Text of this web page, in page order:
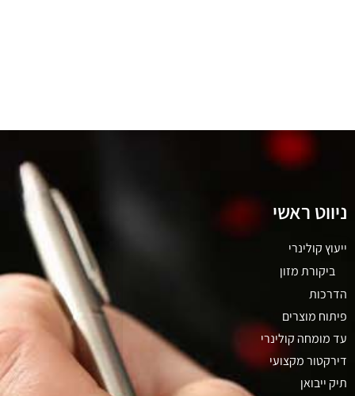
ניווט ראשי
ייעוץ קולינרי
ביקורת מזון
הדרכות
פיתוח מוצרים
עד מומחה קולינרי
דירקטור מקצועי
תיק ייבואן